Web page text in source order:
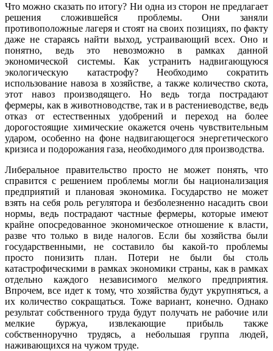
Что можно сказать по итогу? Ни одна из сторон не предлагает
решения сложившейся проблемы. Они заняли
противоположные лагеря и стоят на своих позициях, по факту
даже не стараясь найти выход, устраивающий всех. Оно и
понятно, ведь это невозможно в рамках данной
экономической системы. Как устранить надвигающуюся
экологическую катастрофу? Необходимо сократить
использование навоза в хозяйстве, а также количество скота,
этот навоз производящего. Но ведь тогда пострадают
фермеры, как в животноводстве, так и в растениеводстве, ведь
отказ от естественных удобрений и переход на более
дорогостоящие химические окажется очень чувствительным
ударом, особенно на фоне надвигающегося энергетического
кризиса и подорожания газа, необходимого для производства.
Либеральное правительство просто не может понять, что
справится с решением проблемы могли бы национализация
предприятий и плановая экономика. Государство не может
взять на себя роль регулятора и безболезненно насадить свои
нормы, ведь пострадают частные фермеры, которые имеют
крайне опосредованное экономическое отношение к власти,
разве что только в виде налогов. Если бы хозяйства были
государственными, не составило бы какой-то проблемы
просто понизить план. Потери не были бы столь
катастрофическими в рамках экономики страны, как в рамках
отдельно каждого независимого мелкого предприятия.
Впрочем, все идет к тому, что хозяйства будут укрупняться, а
их количество сокращаться. Тоже вариант, конечно. Однако
результат собственного труда будут получать не рабочие или
мелкие буржуа, извлекающие прибыль также
собственноручно трудясь, а небольшая группа людей,
наживающихся на чужом труде.